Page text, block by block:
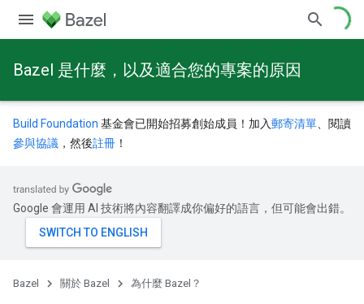
Bazel 是什麼，以及適合您的專案的原因
Build Foundation 基金會已開始招募創始成員！加入郵寄清單 、閱讀
參與協議 ，然後註冊 ！
Google 會運用 AI 技術將內容翻譯成你偏好的語言，但可能會出錯。
Bazel 關於 Bazel 為什麼 Bazel？